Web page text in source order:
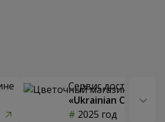
Сервис доставки
«Ukrainian Choice»
2025 год